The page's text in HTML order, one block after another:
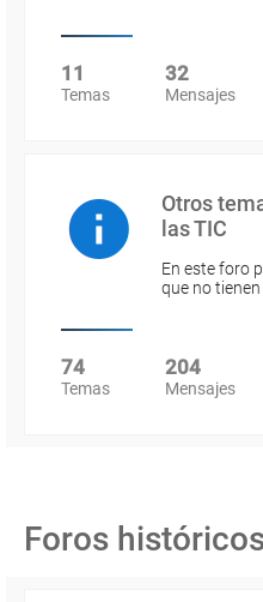
11
Temas
32
Mensajes
Otros
las TIC
En este foro
que no
74
Temas
204
Mensajes
Foros